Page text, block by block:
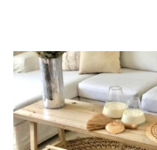
n
t
e
s
n
e
m
ú
l